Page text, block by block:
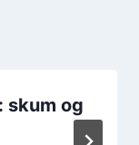
skum og